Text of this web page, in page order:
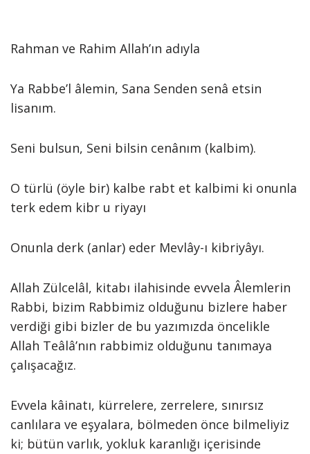
Rahman ve Rahim Allah’ın adıyla
Ya Rabbe’l âlemin, Sana Senden senâ etsin
lisanım.
Seni bulsun, Seni bilsin cenânım (kalbim).
O türlü (öyle bir) kalbe rabt et kalbimi ki onunla
terk edem kibr u riyayı
Onunla derk (anlar) eder Mevlây-ı kibriyâyı.
Allah Zülcelâl, kitabı ilahisinde evvela Âlemlerin
Rabbi, bizim Rabbimiz olduğunu bizlere haber
verdiği gibi bizler de bu yazımızda öncelikle
Allah Teâlâ’nın rabbimiz olduğunu tanımaya
çalışacağız.
Evvela kâinatı, kürrelere, zerrelere, sınırsız
canlılara ve eşyalara, bölmeden önce bilmeliyiz
ki; bütün varlık, yokluk karanlığı içerisinde